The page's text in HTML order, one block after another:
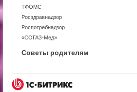
ТФОМС
Росздравнадзор
Роспотребнадзор
«СОГАЗ-Мед»
Советы родителям